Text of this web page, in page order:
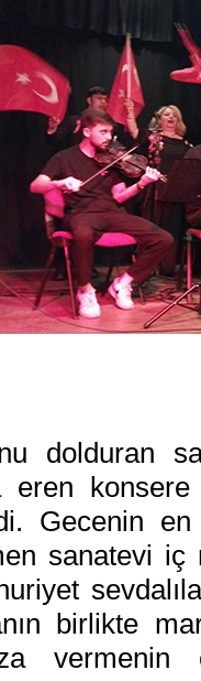
dolduran
eren
Gecenin
sanatevi iç
birlikte
vermenin